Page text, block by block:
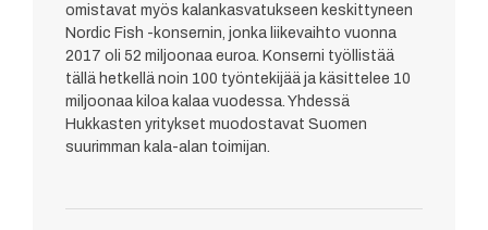
omistavat myös kalankasvatukseen keskittyneen
Nordic Fish -konsernin, jonka liikevaihto vuonna
2017 oli 52 miljoonaa euroa. Konserni työllistää
tällä hetkellä noin 100 työntekijää ja käsittelee 10
miljoonaa kiloa kalaa vuodessa. Yhdessä
Hukkasten yritykset muodostavat Suomen
suurimman kala-alan toimijan.